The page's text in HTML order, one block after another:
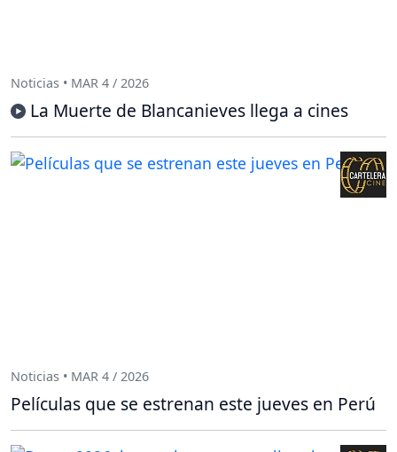
Noticias • MAR 4 / 2026
La Muerte de Blancanieves llega a cines
Noticias • MAR 4 / 2026
Películas que se estrenan este jueves en Perú